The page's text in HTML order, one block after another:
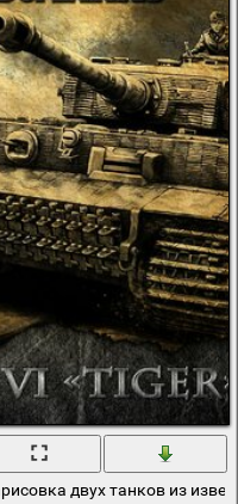
двух танков из